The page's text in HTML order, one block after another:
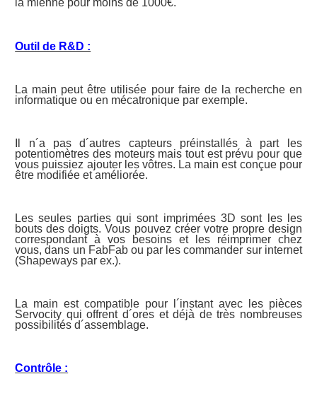
la mienne pour moins de 1000€.
Outil de R&D :
La main peut être utilisée pour faire de la recherche en
informatique ou en mécatronique par exemple.
Il n´a pas d´autres capteurs préinstallés à part les
potentiomètres des moteurs mais tout est prévu pour que
vous puissiez ajouter les vôtres. La main est conçue pour
être modifiée et améliorée.
Les seules parties qui sont imprimées 3D sont les les
bouts des doigts. Vous pouvez créer votre propre design
correspondant à vos besoins et les réimprimer chez
vous, dans un FabFab ou par les commander sur internet
(Shapeways par ex.).
La main est compatible pour l´instant avec les pièces
Servocity qui offrent d´ores et déjà de très nombreuses
possibilités d´assemblage.
Contrôle :